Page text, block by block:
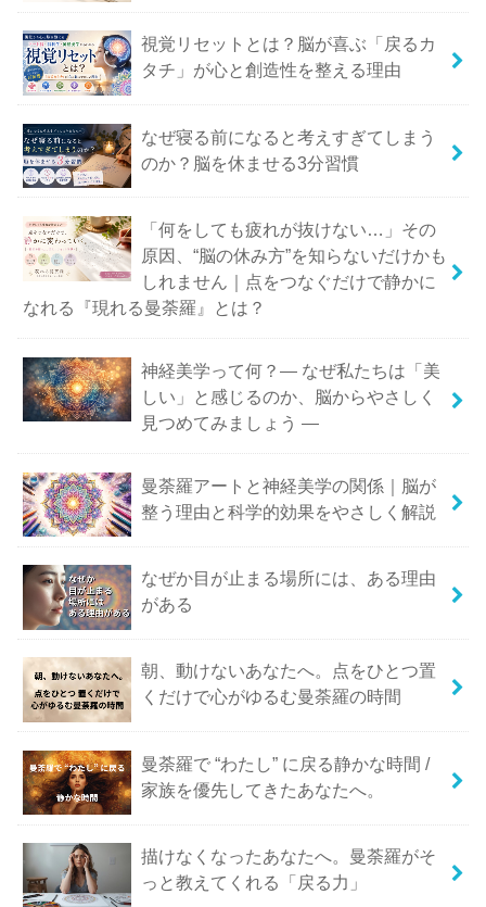
視覚リセットとは？脳が喜ぶ「戻るカ
タチ」が心と創造性を整える理由
なぜ寝る前になると考えすぎてしまう
のか？脳を休ませる3分習慣
「何をしても疲れが抜けない…」その
原因、“脳の休み方”を知らないだけかも
しれません｜点をつなぐだけで静かに
なれる『現れる曼荼羅』とは？
神経美学って何？― なぜ私たちは「美
しい」と感じるのか、脳からやさしく
見つめてみましょう ―
曼荼羅アートと神経美学の関係｜脳が
整う理由と科学的効果をやさしく解説
なぜか目が止まる場所には、ある理由
がある
朝、動けないあなたへ。点をひとつ置
くだけで心がゆるむ曼荼羅の時間
曼荼羅で “わたし” に戻る静かな時間 /
家族を優先してきたあなたへ。
描けなくなったあなたへ。曼荼羅がそ
っと教えてくれる「戻る力」